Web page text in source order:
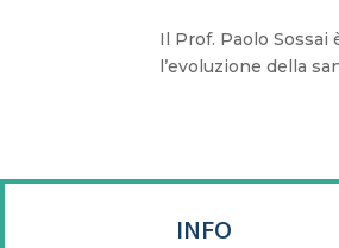
Il Prof. Paolo
l’evoluzione della
INFO